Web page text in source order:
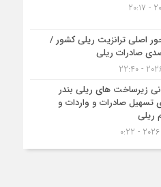
اصلی ترانزیت ریلی کشور /
زیرساخت های ریلی بندر
تسهیل صادرات و واردات و
ریلی